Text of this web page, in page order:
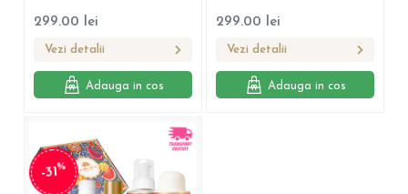
299.00 lei
Vezi detalii
Adauga in cos
299.00 lei
Vezi detalii
Adauga in cos
-31%